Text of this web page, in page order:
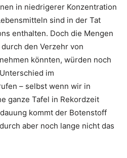
in niedrigerer Konzentration
sind in der Tat
enthalten. Doch die Mengen
den Verzehr von
könnten, würden noch
im
– selbst wenn wir in
ganze Tafel in Rekordzeit
kommt der Botenstoff
aber noch lange nicht das